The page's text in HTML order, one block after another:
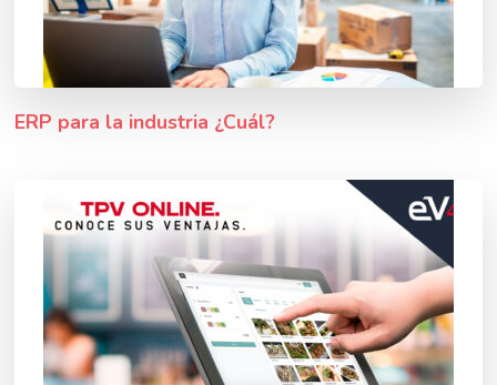
ERP para la industria ¿Cuál?